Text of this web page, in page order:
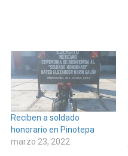
Reciben a soldado
honorario en Pinotepa
marzo 23, 2022